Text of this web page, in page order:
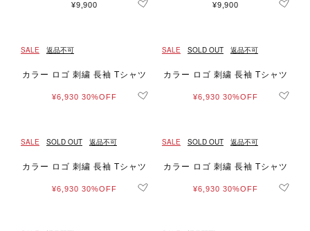
¥9,900 ¥9,900
SALE 返品不可
カラー ロゴ 刺繍 長袖 Tシャツ
¥6,930 30%OFF
SALE SOLD OUT 返品不可
カラー ロゴ 刺繍 長袖 Tシャツ
¥6,930 30%OFF
SALE SOLD OUT 返品不可
カラー ロゴ 刺繍 長袖 Tシャツ
¥6,930 30%OFF
SALE SOLD OUT 返品不可
カラー ロゴ 刺繍 長袖 Tシャツ
¥6,930 30%OFF